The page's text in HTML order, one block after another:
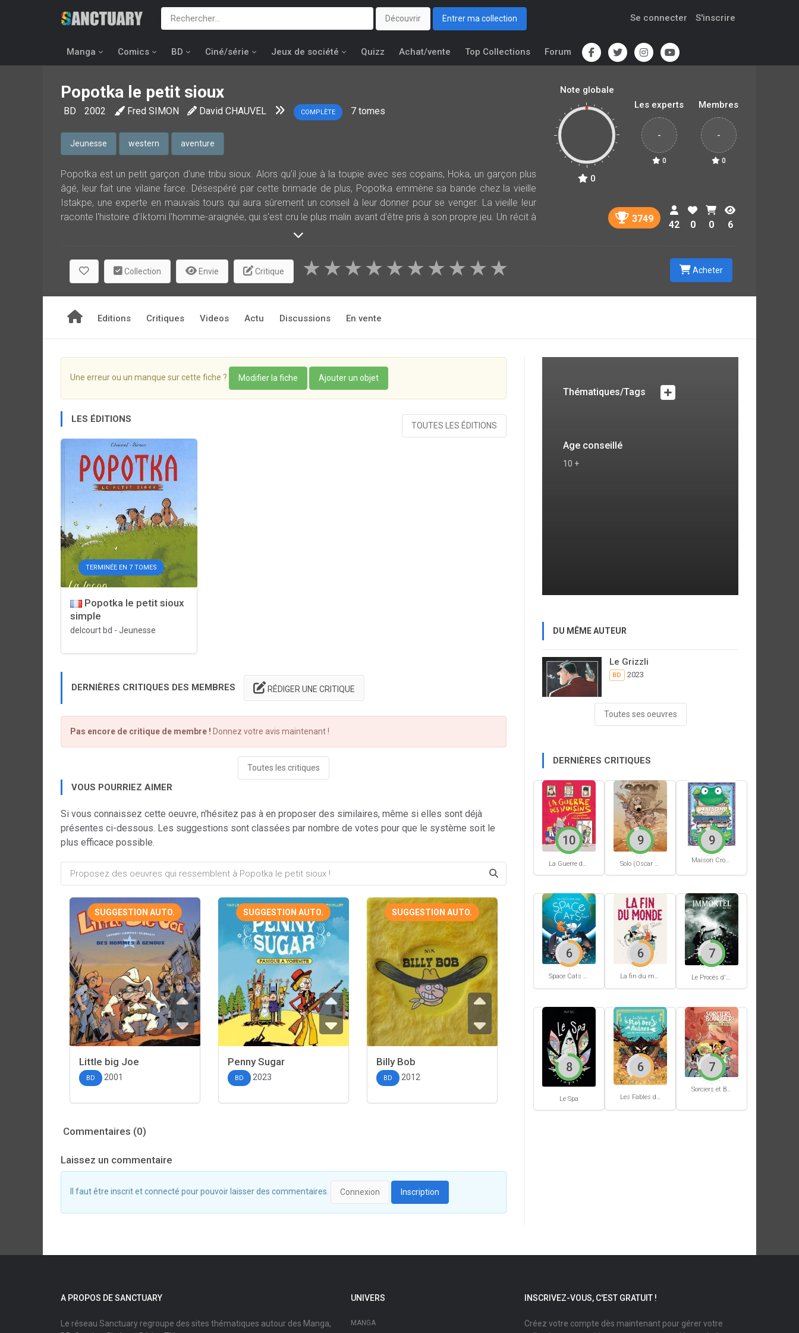
Découvrir Entrer ma collection Se connecter S'inscrire
Manga Comics BD Ciné/série Jeux de société Quizz Achat/vente Top Collections Forum
Popotka le petit sioux
BD 2002 Fred SIMON David CHAUVEL COMPLÈTE 7 tomes
Jeunesse western aventure
Popotka est un petit garçon d'une tribu sioux. Alors qu'il joue à la toupie avec ses copains, Hoka, un garçon plus
âgé, leur fait une vilaine farce. Désespéré par cette brimade de plus, Popotka emmène sa bande chez la vieille
Istakpe, une experte en mauvais tours qui aura sûrement un conseil à leur donner pour se venger. La vieille leur
raconte l'histoire d'Iktomi l'homme-araignée, qui s'est cru le plus malin avant d'être pris à son propre jeu. Un récit à
Note globale
0
Les experts
-
0
Membres
-
0
3749
42 0 0 6
Collection Envie Critique ★
★
★
★
★
★
★
★
★
★ Acheter
Editions Critiques Videos Actu Discussions En vente
Une erreur ou un manque sur cette fiche ? Modifier la fiche Ajouter un objet
LES ÉDITIONS
TOUTES LES ÉDITIONS
TERMINÉE EN 7 TOMES
Popotka le petit sioux
simple
delcourt bd - Jeunesse
DERNIÈRES CRITIQUES DES MEMBRES RÉDIGER UNE CRITIQUE
Pas encore de critique de membre ! Donnez votre avis maintenant !
Toutes les critiques
VOUS POURRIEZ AIMER
Si vous connaissez cette oeuvre, n'hésitez pas à en proposer des similaires, même si elles sont déjà
présentes ci-dessous. Les suggestions sont classées par nombre de votes pour que le système soit le
plus efficace possible.
SUGGESTION AUTO.
Little big Joe
BD 2001
SUGGESTION AUTO.
Penny Sugar
BD 2023
SUGGESTION AUTO.
Billy Bob
BD 2012
Commentaires (0)
Laissez un commentaire
Il faut être inscrit et connecté pour pouvoir laisser des commentaires. Connexion Inscription
Thématiques/Tags
Age conseillé
10 +
DU MÊME AUTEUR
Le Grizzli
BD 2023
Toutes ses oeuvres
DERNIÈRES CRITIQUES
La Guerre des voisins
10
Solo (Oscar Martin) #1
9
Maison Croâ Croâ
9
Space Cats #1
6
La fin du monde (Stanislas)
6 7
Le Spa
8
Les Fables du Roi des Aulnes
6
Sorciers et Bourbiers #1
7
A PROPOS DE SANCTUARY
Le réseau Sanctuary regroupe des sites thématiques autour des Manga,
UNIVERS
MANGA
INSCRIVEZ-VOUS, C'EST GRATUIT !
Créez votre compte dès maintenant pour gérer votre